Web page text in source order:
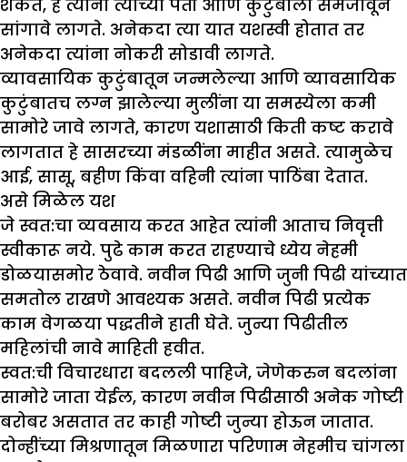
शकते, हे त्यांना त्यांच्या पती आणि कुटुंबाला समजावून
सांगावे लागते. अनेकदा त्या यात यशस्वी होतात तर
अनेकदा त्यांना नोकरी सोडावी लागते.
व्यावसायिक कुटुंबातून जन्मलेल्या आणि व्यावसायिक
कुटुंबातच लग्न झालेल्या मुलींना या समस्येला कमी
सामोरे जावे लागते, कारण यशासाठी किती कष्ट करावे
लागतात हे सासरच्या मंडळींना माहीत असते. त्यामुळेच
आई, सासू, बहीण किंवा वहिनी त्यांना पाठिंबा देतात.
असे मिळेल यश
जे स्वत:चा व्यवसाय करत आहेत त्यांनी आताच निवृत्ती
स्वीकारू नये. पुढे काम करत राहण्याचे ध्येय नेहमी
डोळयासमोर ठेवावे. नवीन पिढी आणि जुनी पिढी यांच्यात
समतोल राखणे आवश्यक असते. नवीन पिढी प्रत्येक
काम वेगळया पद्धतीने हाती घेते. जुन्या पिढीतील
महिलांची नावे माहिती हवीत.
स्वत:ची विचारधारा बदलली पाहिजे, जेणेकरुन बदलांना
सामोरे जाता येईल, कारण नवीन पिढीसाठी अनेक गोष्टी
बरोबर असतात तर काही गोष्टी जुन्या होऊन जातात.
दोन्हींच्या मिश्रणातून मिळणारा परिणाम नेहमीच चांगला